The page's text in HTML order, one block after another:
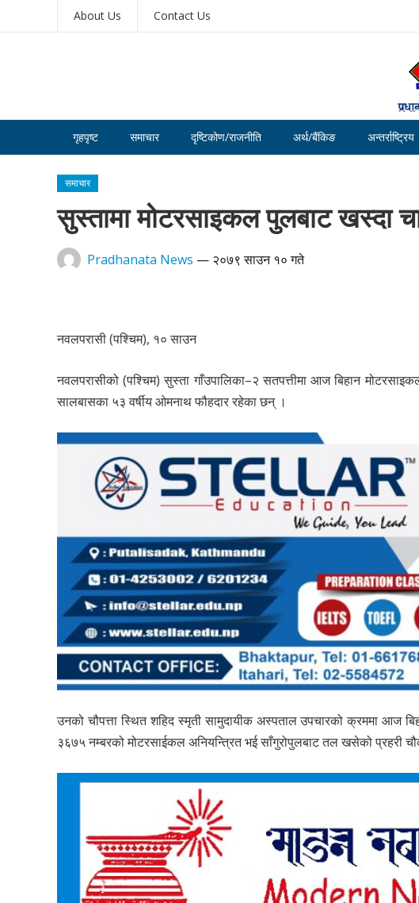
About Us Contact Us
गृहपृष्ट समाचार दृष्टिकोण/राजनीति अर्थ/बैंकिङ अन्तर्राष्ट्रिय
समाचार
सुस्तामा मोटरसाइकल पुलबाट खस्दा
Pradhanata News — २०७९ साउन १० गते
नवलपरासी (पश्चिम), १० साउन
नवलपरासीको (पश्चिम) सुस्ता गाँउपालिका–२ सतपत्तीमा आज बिहान
सालबासका ५३ वर्षीय ओमनाथ फौहदार रहेका छन् ।
उनको चौपत्ता स्थित शहिद स्मृती सामुदायीक अस्पताल उपचारको क्रममा
३६७५ नम्बरको मोटरसाईकल अनियन्त्रित भई साँगुरोपुलबाट तल खसेको प्रहरी